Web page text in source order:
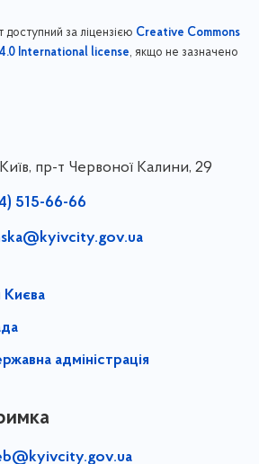
доступний за ліцензією Creative Commons
International license, якщо не зазначено
пр-т Червоної Калини, 29
515-66-66
Києва
адміністрація